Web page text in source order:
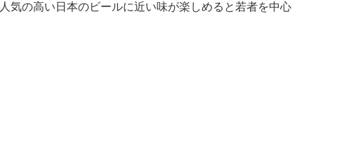
気の高い日本のビールに近い味が楽しめると若者を中心